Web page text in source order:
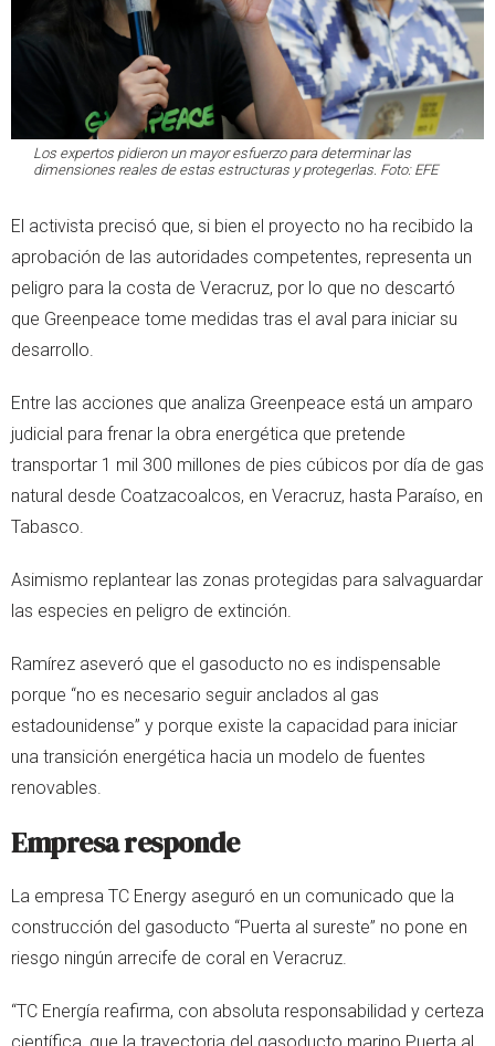
Los expertos pidieron un mayor esfuerzo para determinar las
dimensiones reales de estas estructuras y protegerlas. Foto: EFE
El activista precisó que, si bien el proyecto no ha recibido la
aprobación de las autoridades competentes, representa un
peligro para la costa de Veracruz, por lo que no descartó
que Greenpeace tome medidas tras el aval para iniciar su
desarrollo.
Entre las acciones que analiza Greenpeace está un amparo
judicial para frenar la obra energética que pretende
transportar 1 mil 300 millones de pies cúbicos por día de gas
natural desde Coatzacoalcos, en Veracruz, hasta Paraíso, en
Tabasco.
Asimismo replantear las zonas protegidas para salvaguardar
las especies en peligro de extinción.
Ramírez aseveró que el gasoducto no es indispensable
porque “no es necesario seguir anclados al gas
estadounidense” y porque existe la capacidad para iniciar
una transición energética hacia un modelo de fuentes
renovables.
Empresa responde
La empresa TC Energy aseguró en un comunicado que la
construcción del gasoducto “Puerta al sureste” no pone en
riesgo ningún arrecife de coral en Veracruz.
“TC Energía reafirma, con absoluta responsabilidad y certeza